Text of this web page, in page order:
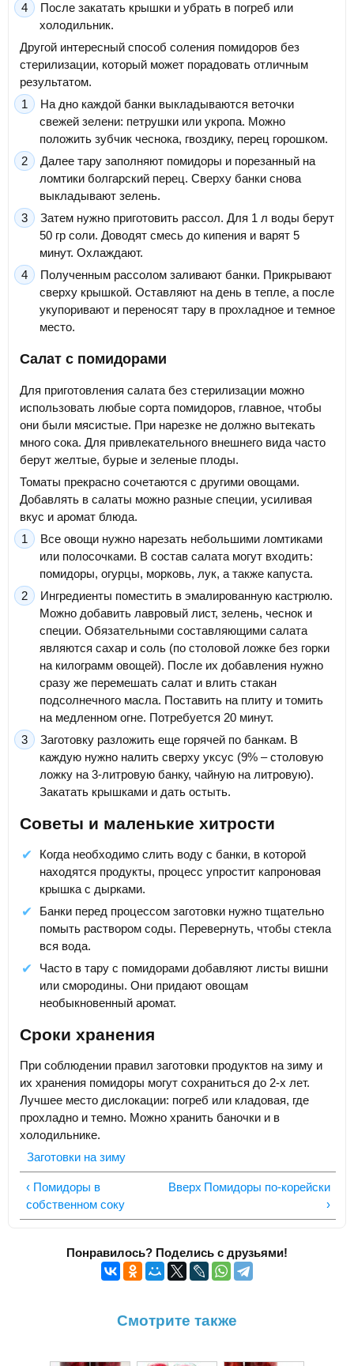
После закатать крышки и убрать в погреб или
холодильник.
Другой интересный способ соления помидоров без
стерилизации, который может порадовать отличным
результатом.
На дно каждой банки выкладываются веточки
свежей зелени: петрушки или укропа. Можно
положить зубчик чеснока, гвоздику, перец горошком.
Далее тару заполняют помидоры и порезанный на
ломтики болгарский перец. Сверху банки снова
выкладывают зелень.
Затем нужно приготовить рассол. Для 1 л воды берут
50 гр соли. Доводят смесь до кипения и варят 5
минут. Охлаждают.
Полученным рассолом заливают банки. Прикрывают
сверху крышкой. Оставляют на день в тепле, а после
укупоривают и переносят тару в прохладное и темное
место.
Салат с помидорами
Для приготовления салата без стерилизации можно
использовать любые сорта помидоров, главное, чтобы
они были мясистые. При нарезке не должно вытекать
много сока. Для привлекательного внешнего вида часто
берут желтые, бурые и зеленые плоды.
Томаты прекрасно сочетаются с другими овощами.
Добавлять в салаты можно разные специи, усиливая
вкус и аромат блюда.
Все овощи нужно нарезать небольшими ломтиками
или полосочками. В состав салата могут входить:
помидоры, огурцы, морковь, лук, а также капуста.
Ингредиенты поместить в эмалированную кастрюлю.
Можно добавить лавровый лист, зелень, чеснок и
специи. Обязательными составляющими салата
являются сахар и соль (по столовой ложке без горки
на килограмм овощей). После их добавления нужно
сразу же перемешать салат и влить стакан
подсолнечного масла. Поставить на плиту и томить
на медленном огне. Потребуется 20 минут.
Заготовку разложить еще горячей по банкам. В
каждую нужно налить сверху уксус (9% – столовую
ложку на 3-литровую банку, чайную на литровую).
Закатать крышками и дать остыть.
Советы и маленькие хитрости
Когда необходимо слить воду с банки, в которой
находятся продукты, процесс упростит капроновая
крышка с дырками.
Банки перед процессом заготовки нужно тщательно
помыть раствором соды. Перевернуть, чтобы стекла
вся вода.
Часто в тару с помидорами добавляют листы вишни
или смородины. Они придают овощам
необыкновенный аромат.
Сроки хранения
При соблюдении правил заготовки продуктов на зиму и
их хранения помидоры могут сохраниться до 2-х лет.
Лучшее место дислокации: погреб или кладовая, где
прохладно и темно. Можно хранить баночки и в
холодильнике.
Заготовки на зиму
‹ Помидоры в
собственном соку
Вверх Помидоры по-корейски
›
Понравилось? Поделись с друзьями!
Смотрите также